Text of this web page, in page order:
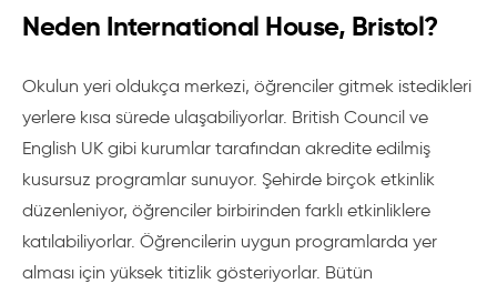
Neden International House, Bristol?
Okulun yeri oldukça merkezi, öğrenciler gitmek istedikleri
yerlere kısa sürede ulaşabiliyorlar. British Council ve
English UK gibi kurumlar tarafından akredite edilmiş
kusursuz programlar sunuyor. Şehirde birçok etkinlik
düzenleniyor, öğrenciler birbirinden farklı etkinliklere
katılabiliyorlar. Öğrencilerin uygun programlarda yer
alması için yüksek titizlik gösteriyorlar. Bütün